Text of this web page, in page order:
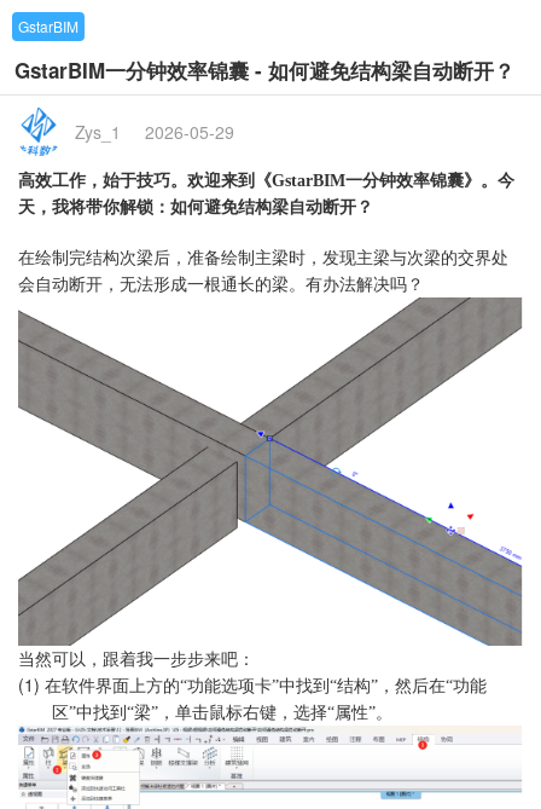
GstarBIM
GstarBIM一分钟效率锦囊 - 如何避免结构梁自动断开？
Zys_1 2026-05-29
高效工作，始于技巧。欢迎来到《GstarBIM一分钟效率锦囊》。今
天，我将带你解锁： 如何避免结构梁自动断开 ？
在绘制完结构次梁后，准备绘制主梁时，发现主梁与次梁的交界处
会自动断开，无法形成一根通长的梁。有办法解决吗？
当然可以，跟着我一步步来吧 ：
(1) 在软件界面上方的“功能选项卡”中找到“结构”，然后在“功能
区”中找到“梁”，单击鼠标右键，选择“属性”。